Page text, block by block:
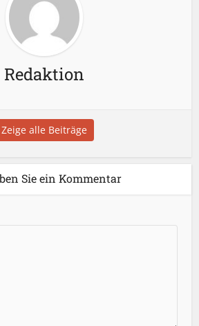
Redaktion
Zeige alle Beiträge
Sie ein Kommentar